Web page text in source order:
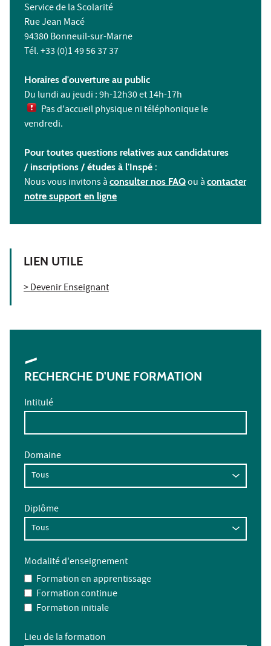
Service de la Scolarité
Rue Jean Macé
94380 Bonneuil-sur-Marne
Tél. +33 (0)1 49 56 37 37
Horaires d'ouverture au public
Du lundi au jeudi : 9h-12h30 et 14h-17h
Pas d'accueil physique ni téléphonique le
vendredi.
Pour toutes questions relatives aux candidatures
/ inscriptions / études à l'Inspé :
Nous vous invitons à consulter nos FAQou à contacter
notre support en ligne
LIEN UTILE
> Devenir Enseignant
RECHERCHE D'UNE FORMATION
Intitulé
Domaine
Diplôme
Modalité d'enseignement
Formation en apprentissage
Formation continue
Formation initiale
Lieu de la formation